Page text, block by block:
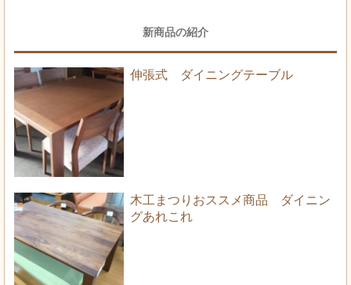
新商品の紹介
伸張式 ダイニングテーブル
木工まつりおススメ商品 ダイニン
グあれこれ